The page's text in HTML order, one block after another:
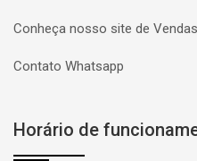
Conheça nosso site de
Contato Whatsapp
Horário de